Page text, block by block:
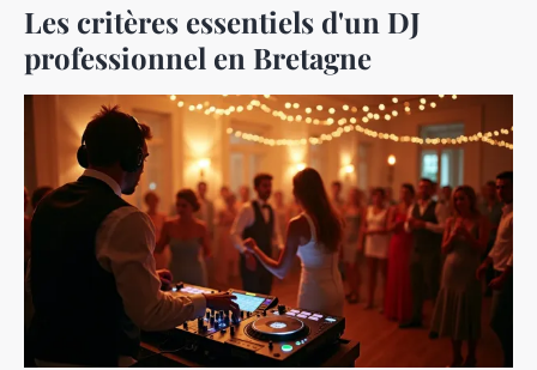
Les critères essentiels d'un DJ
professionnel en Bretagne